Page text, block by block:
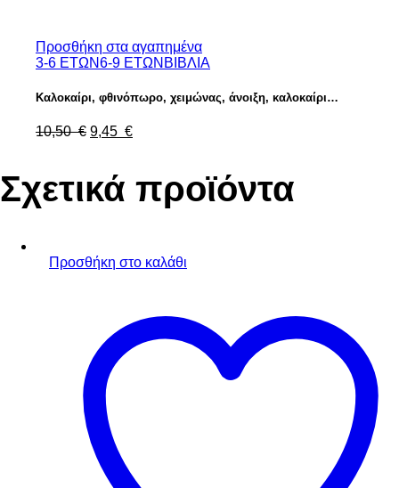
Προσθήκη στα αγαπημένα
3-6 ΕΤΩΝ6-9 ΕΤΩΝ ΒΙΒΛΙΑ
Καλοκαίρι, φθινόπωρο, χειμώνας, άνοιξη, καλοκαίρι…
10,50 € Original
10,50 €.
9,45 €Η
είναι:
9,45 €.
Σχετικά προϊόντα
Προσθήκη στο καλάθι